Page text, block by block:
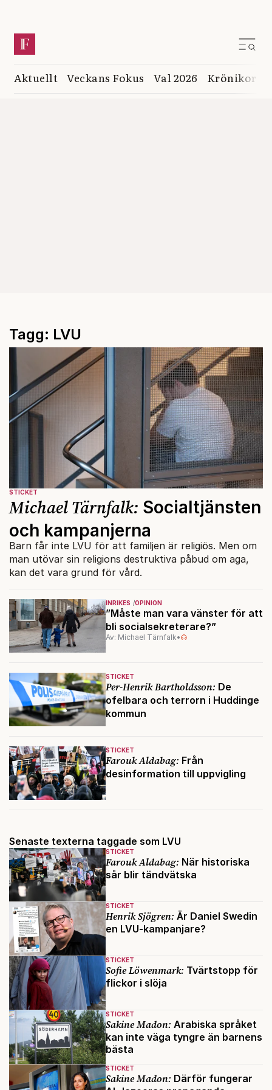
Aktuellt Veckans Fokus Val 2026 Krönikor
Tagg: LVU
INRIKES OPINION
”Måste man vara vänster för att
bli socialsekreterare?”
Av: Michael Tärnfalk•
STICKET
Per-Henrik Bartholdsson: De
ofelbara och terrorn i Huddinge
kommun
STICKET
Farouk Aldabag: Från
desinformation till uppvigling
STICKET
Michael Tärnfalk: Socialtjänsten
och kampanjerna
Barn får inte LVU för att familjen är religiös. Men om
man utövar sin religions destruktiva påbud om aga,
kan det vara grund för vård.
Senaste texterna taggade som LVU
STICKET
Farouk Aldabag: När historiska
sår blir tändvätska
STICKET
Henrik Sjögren: Är Daniel Swedin
en LVU-kampanjare?
STICKET
Sofie Löwenmark: Tvärtstopp för
flickor i slöja
STICKET
Sakine Madon: Arabiska språket
kan inte väga tyngre än barnens
bästa
STICKET
Sakine Madon: Därför fungerar